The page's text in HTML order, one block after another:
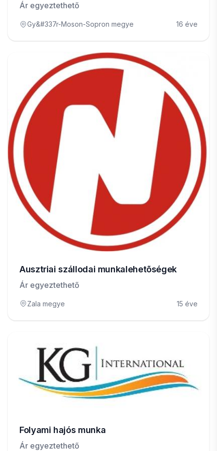
Ár egyeztethető
Gy&#337r-Moson-Sopron megye 16 éve
Ausztriai szállodai munkalehetõségek
Ár egyeztethető
Zala megye 15 éve
Folyami hajós munka
Ár egyeztethető